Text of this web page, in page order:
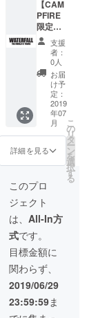
67
48
41 22
M
69
50
45 23
L
71
53
48 24
【品質
表示】
・綿
100%
い可
M
69
50
45 23
L
71
53
48 24
【品質
表示】
・綿
100%
・手洗
い可
69
50
45 23
L
71
53
48 24
【品質
表示】
・綿
100%
・手洗
い可
【サイ
ズ】
（cm）
サイズ
身丈 身
幅 肩幅
袖丈
S
67
48
41 22
50
45 23
71
53
48 24
【品質
表示】
・綿
100%
・手洗
い可
写真集
「NO
PICTUR
E!」、
ジャ
コ・パ
ストリ
アス写
真集
「JAC
O」など
多くの
ミュー
ジシャ
影。
http://w
hisper.c
o.jp
【サイ
ズ】
（cm）
サイズ
身丈 身
幅 肩幅
袖丈
S
ワンポ
イント
で入っ
てお
り、DJ
の方や
アー
ティス
トの方
の中に
も「日
本発信
好きブ
ラン
してご
て頂い
ている
ます。
縫製は
日本で
も有数
の高技
術縫製
地とし
な綿ブ
ロード
生地と
相性の
良い綺
麗なボ
タンで
好印象
を与え
ます。
左胸に
WATER
FALLの
ク「レ
ワッペ
ン」が
ワンポ
イント
で入っ
てお
り、DJ
の方や
ティス
ルボタ
ン（貝
ボタ
ン）」
を使
用。 こ
のボタ
ンを使
用して
いるポ
ロシャ
ツは珍
しく
「WATE
シャツ
＝猫目
シェル
ボタ
ン」と
いった
定義を
確立。
左胸に
は
WATER
FALLの
トレー
保。耐
久性に
優れ、
国内縫
製の強
みであ
る縫製
強度は
ライブ
でも安
心して
楽しむ
ことが
できま
す。 ボ
タンに
は高級
感のあ
る「猫
目シェ
ルボタ
ン（貝
ボタ
ン）」
を使
用。 こ
のボタ
ンを使
用して
スも
可）の
監督総
指揮に
なれる
利！】
WATER
FALLは
周年音
楽イベ
ントも
行って
います
が、ア
パレル
をやり
ながら
企画か
ら運営
をやる
のはほ
ぼ不可
能で
す。
「外部
委託す
る方が
いいん
【CAM
PFIRE
限定大
幅特別
価格】
通常
2,900,0
00円
→2,000
,000円
（消費
税込）
【今日
からあ
なたは
『WATE
RFALL
』のサ
ポート
経営
者！】
これほ
ど入れ
込んで
下さる
方は、
株式で
いうと
大株
支援
者：
0人
お届
け予
定：
2019
年07
月
詳細を見る
こ
の
リ
タ
ー
ン
を
選
択
す
る
このプロ
ジェクト
は、 All-In方
式です。
目標金額に
関わらず、
2019/06/29
23:59:59ま